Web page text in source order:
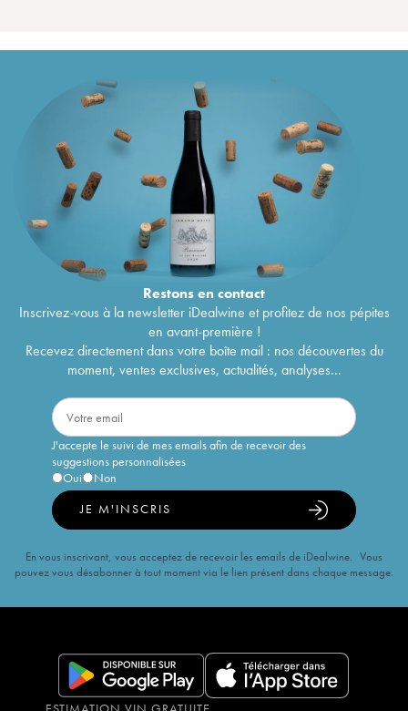
Restons encontact
Inscrivez-vous à la newsletter iDealwine et profitez de nos pépites
en avant-première !
Recevez directement dans votre boîte mail : nos découvertes du
moment, ventes exclusives, actualités, analyses...
J'accepte le suivi de mes emails afin de recevoir des
suggestions personnalisées
Oui
Non
JE M'INSCRIS
En vous inscrivant, vous acceptez de recevoir les emails de iDealwine. Vous
pouvez vous désabonner à tout moment via le lien présent dans chaque message.